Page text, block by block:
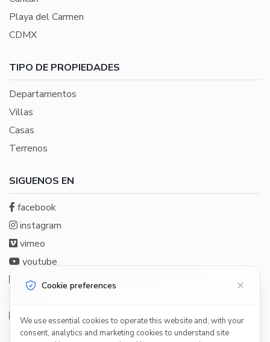
Playa del Carmen
CDMX
TIPO DE PROPIEDADES
Departamentos
Villas
Casas
Terrenos
SIGUENOS EN
facebook
instagram
vimeo
youtube
linkedin
pinterest
Tik Tok
Cookie preferences
We use essential cookies to operate this website and, with your
consent, analytics and marketing cookies to understand site